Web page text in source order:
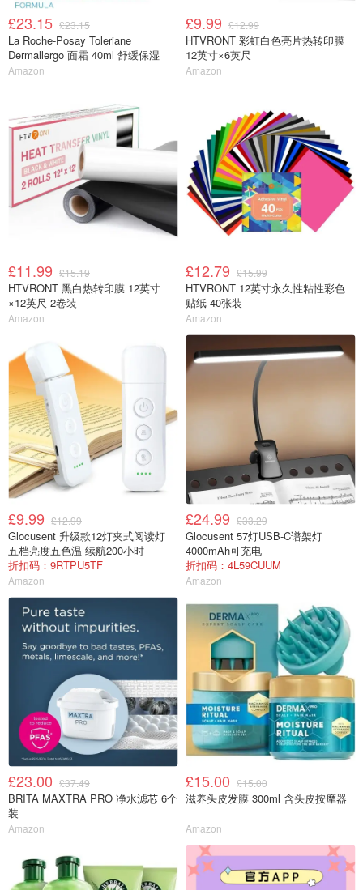
£23.15 £23.15
La Roche-Posay Toleriane
Dermallergo 面霜 40ml 舒缓保湿
Amazon
£9.99 £12.99
HTVRONT 彩虹白色亮片热转印膜
12英寸×6英尺
Amazon
£11.99 £15.19
HTVRONT 黑白热转印膜 12英寸
×12英尺 2卷装
Amazon
£12.79 £15.99
HTVRONT 12英寸永久性粘性彩色
贴纸 40张装
Amazon
£9.99 £12.99
Glocusent 升级款12灯夹式阅读灯
五档亮度五色温 续航200小时
折扣码：9RTPU5TF
Amazon
£24.99 £33.29
Glocusent 57灯USB-C谱架灯
4000mAh可充电
折扣码：4L59CUUM
Amazon
£23.00 £37.49
BRITA MAXTRA PRO 净水滤芯 6个
装
Amazon
£15.00 £15.00
滋养头皮发膜 300ml 含头皮按摩器
Amazon